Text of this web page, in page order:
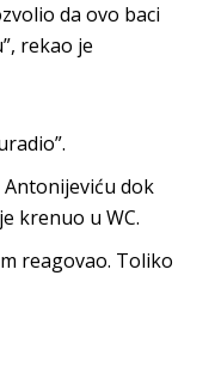
da ovo baci
rekao je
dok
krenuo u WC.
reagovao. Toliko